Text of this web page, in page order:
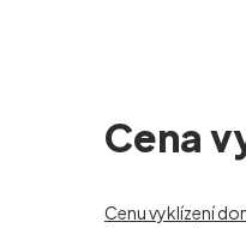
Cena
Cenu vyklízení